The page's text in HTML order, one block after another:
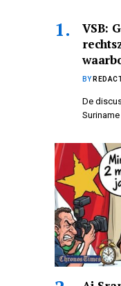
VSB:
BY
De